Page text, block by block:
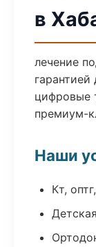
в
лечение
гарантией
цифровые
премиум-
Наши
Кт,